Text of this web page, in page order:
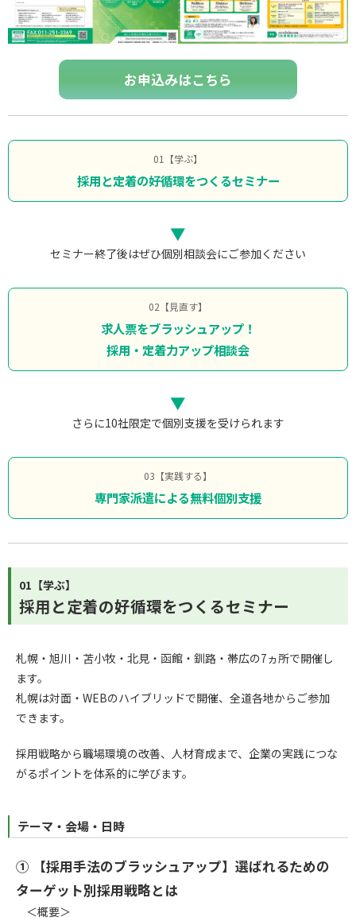
お申込みはこちら
01【学ぶ】
採用と定着の好循環をつくるセミナー
▼
セミナー終了後はぜひ個別相談会にご参加ください
02【見直す】
求人票をブラッシュアップ！
採用・定着力アップ相談会
▼
さらに10社限定で個別支援を受けられます
03【実践する】
専門家派遣による無料個別支援
01【学ぶ】
採用と定着の好循環をつくるセミナー
札幌・旭川・苫小牧・北見・函館・釧路・帯広の7ヵ所で開催し
ます。
札幌は対面・WEBのハイブリッドで開催、全道各地からご参加
できます。
採用戦略から職場環境の改善、人材育成まで、企業の実践につな
がるポイントを体系的に学びます。
テーマ・会場・日時
① 【採用手法のブラッシュアップ】選ばれるための
ターゲット別採用戦略とは
＜概要＞